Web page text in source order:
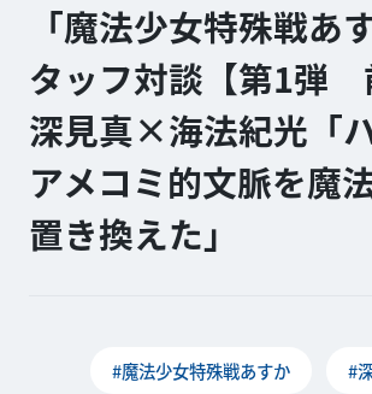
「魔法少女特殊戦あ
タッフ対談【第1弾
深見真×海法紀光「
アメコミ的文脈を魔
置き換えた」
#魔法少女特殊戦あすか #